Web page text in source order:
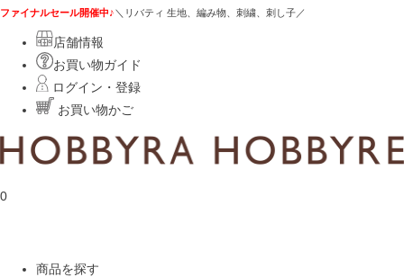
ファイナルセール開催中♪＼リバティ 生地、編み物、刺繍、刺し子／
店舗情報
お買い物ガイド
ログイン・登録
お買い物かご
0
商品を探す